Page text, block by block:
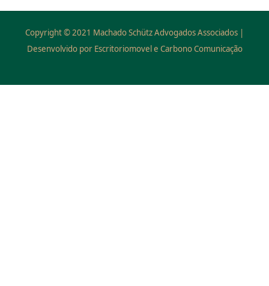
Copyright © 2021 Machado Schütz Advogados Associados |
Desenvolvido por Escritoriomovel e Carbono Comunicação